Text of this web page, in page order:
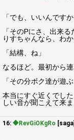
「でも、いいんです
「そのPにさ、出来
りすちゃんなら、わ
「結構、ね」
なるほど。最初から
「その分ボク達が遊
本当にすぐ近くでし
しい音が聞こえて来ま
16: ◆RevGiOKgRo [saga]